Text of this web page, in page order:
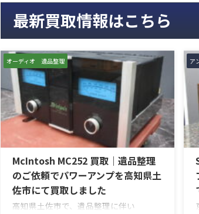
最新買取情報はこちら
オーディオ 遺品整理
McIntosh MC252 買取｜遺品整理
のご依頼でパワーアンプを高知県土
佐市にて買取しました
高知県土佐市で、遺品整理に伴い
ア